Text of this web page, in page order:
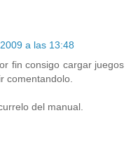
a las 13:48
fin consigo cargar juegos
comentandolo.
del manual.